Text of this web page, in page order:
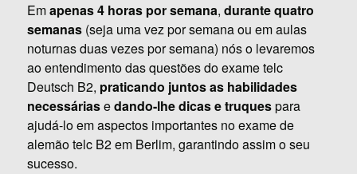
Emapenas 4 horas por semana, durante quatro
semanas(seja uma vez por semana ou em aulas
noturnas duas vezes por semana) nós o levaremos
ao entendimento das questões do exame telc
Deutsch B2, praticando juntos as habilidades
necessáriasedando-lhe dicas e truquespara
ajudá-lo em aspectos importantes no exame de
alemão telc B2 em Berlim, garantindo assim o seu
sucesso.